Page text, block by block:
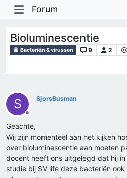
Forum
Bioluminescentie
Bacteriën & virussen 9 2
S
Offline
SjorsBusman
Geachte,
Wij zijn momenteel aan het kijken
over bioluminescentie aan moeten
docent heeft ons uitgelegd dat hij
studie bij SV life deze bacteriën